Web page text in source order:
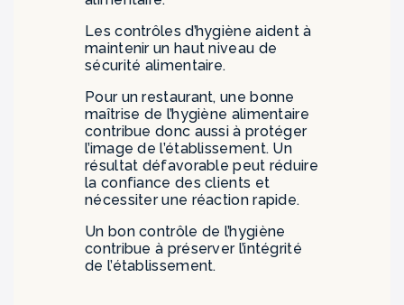
Les contrôles d’hygiène aident à
maintenir un haut niveau de
sécurité alimentaire.
Pour un restaurant, une bonne
maîtrise de l’hygiène alimentaire
contribue donc aussi à protéger
l’image de l’établissement. Un
résultat défavorable peut réduire
la confiance des clients et
nécessiter une réaction rapide.
Un bon contrôle de l’hygiène
contribue à préserver l’intégrité
de l’établissement.